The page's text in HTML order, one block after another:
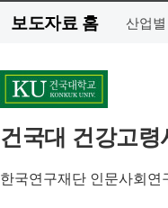
보도자료 홈 산업별
건국대 건강고령
한국연구재단 인문사회연